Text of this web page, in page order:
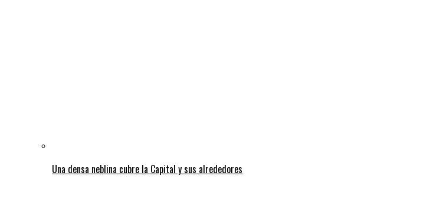
Una densa neblina cubre la Capital y sus alrededores